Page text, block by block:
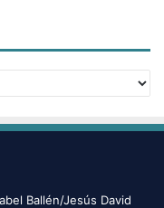
Ballén/Jesús David